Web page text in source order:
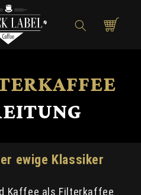
Warenkorb
ewige Klassiker
Kaffee als Filterkaffee